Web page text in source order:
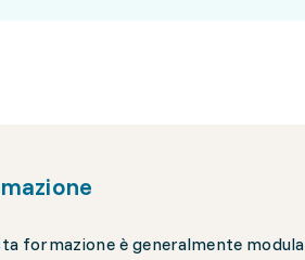
formazione è generalmente